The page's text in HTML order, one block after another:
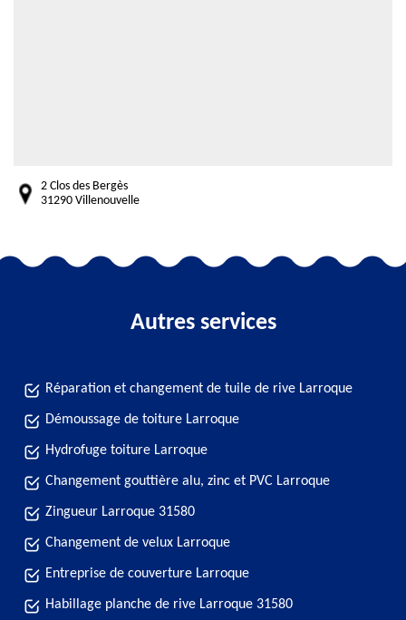
2 Clos des Bergès
31290 Villenouvelle
Autres services
Réparation et changement de tuile de rive Larroque
Démoussage de toiture Larroque
Hydrofuge toiture Larroque
Changement gouttière alu, zinc et PVC Larroque
Zingueur Larroque 31580
Changement de velux Larroque
Entreprise de couverture Larroque
Habillage planche de rive Larroque 31580